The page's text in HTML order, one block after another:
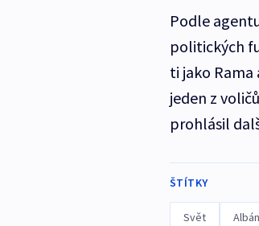
Podle
politických
ti jako
jeden z
prohlásil
ŠTÍTKY
Svět